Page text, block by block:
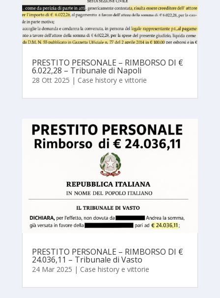
PRESTITO PERSONALE – RIMBORSO DI €
6.022,28 – Tribunale di Napoli
28 Ott 2025 | Case history e vittorie
PRESTITO PERSONALE – RIMBORSO DI €
24.036,11 – Tribunale di Vasto
24 Mar 2025 | Case history e vittorie